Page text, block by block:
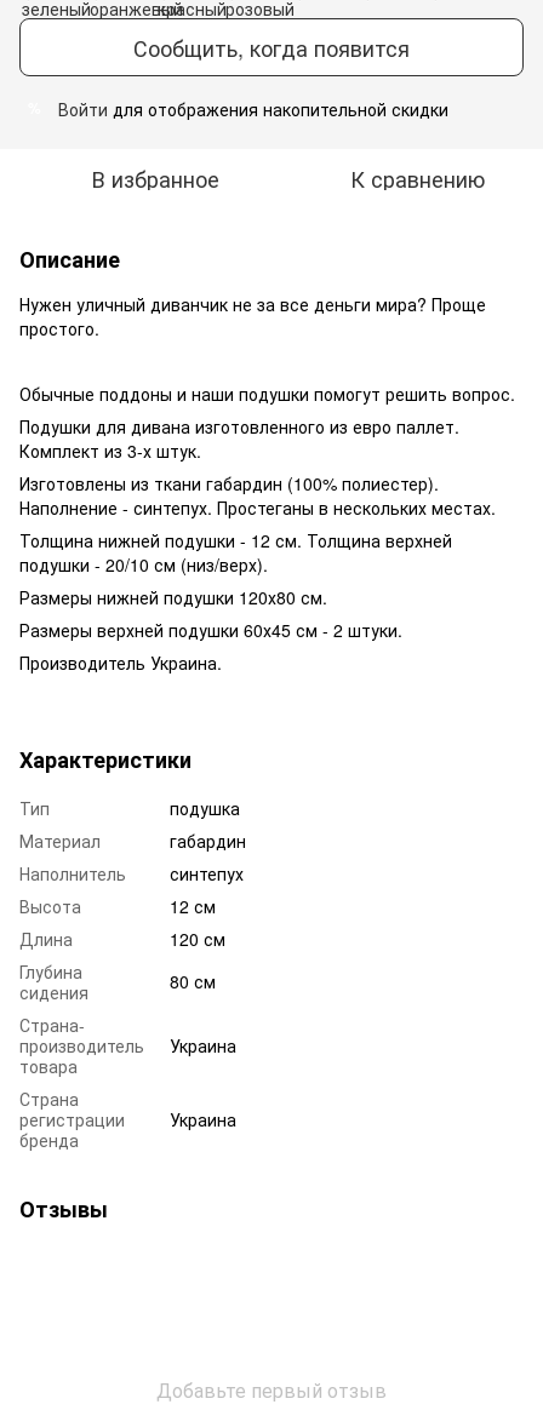
Сообщить, когда появится
Войти для отображения накопительной скидки
В избранное К сравнению
Описание
Нужен уличный диванчик не за все деньги мира? Проще
простого.
Обычные поддоны и наши подушки помогут решить вопрос.
Подушки для дивана изготовленного из евро паллет.
Комплект из 3-х штук.
Изготовлены из ткани габардин (100% полиестер).
Наполнение - синтепух. Простеганы в нескольких местах.
Толщина нижней подушки - 12 см. Толщина верхней
подушки - 20/10 см (низ/верх).
Размеры нижней подушки 120х80 см.
Размеры верхней подушки 60х45 см - 2 штуки.
Производитель Украина.
Характеристики
Тип
подушка
Материал
габардин
Наполнитель
синтепух
Высота
12 см
Длина
120 см
Глубина
сидения
80 см
Страна-
производитель
товара
Украина
Страна
регистрации
бренда
Украина
Отзывы
Добавьте первый отзыв